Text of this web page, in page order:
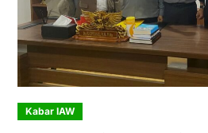
Kabar IAW